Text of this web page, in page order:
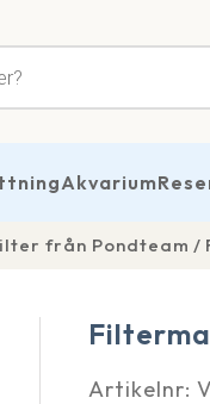
Akvarium
från Pondteam
Artikelnr: